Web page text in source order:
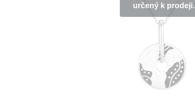
určený k prodeji.